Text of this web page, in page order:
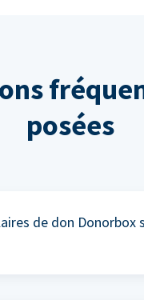
posées
de don Donorbox